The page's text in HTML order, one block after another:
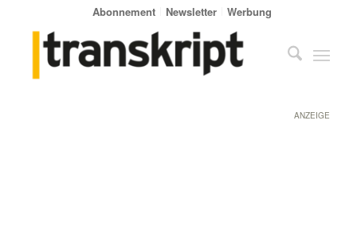
Abonnement Newsletter Werbung
ANZEIGE